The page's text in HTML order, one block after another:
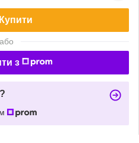
Купити
або
з